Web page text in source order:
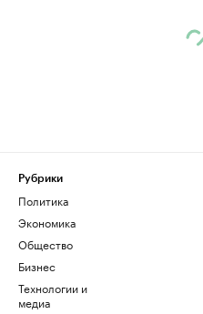
Рубрики
Политика
Экономика
Общество
Бизнес
Технологии и
медиа